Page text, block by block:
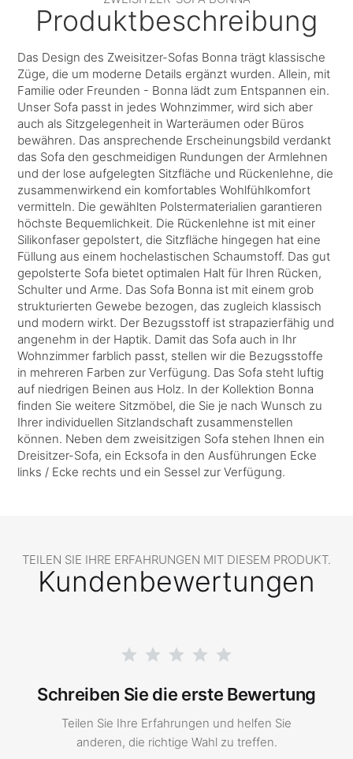
Produktbeschreibung
Das Design des Zweisitzer-Sofas Bonna trägt klassische
Züge, die um moderne Details ergänzt wurden. Allein, mit
Familie oder Freunden - Bonna lädt zum Entspannen ein.
Unser Sofa passt in jedes Wohnzimmer, wird sich aber
auch als Sitzgelegenheit in Warteräumen oder Büros
bewähren. Das ansprechende Erscheinungsbild verdankt
das Sofa den geschmeidigen Rundungen der Armlehnen
und der lose aufgelegten Sitzfläche und Rückenlehne, die
zusammenwirkend ein komfortables Wohlfühlkomfort
vermitteln. Die gewählten Polstermaterialien garantieren
höchste Bequemlichkeit. Die Rückenlehne ist mit einer
Silikonfaser gepolstert, die Sitzfläche hingegen hat eine
Füllung aus einem hochelastischen Schaumstoff. Das gut
gepolsterte Sofa bietet optimalen Halt für Ihren Rücken,
Schulter und Arme. Das Sofa Bonna ist mit einem grob
strukturierten Gewebe bezogen, das zugleich klassisch
und modern wirkt. Der Bezugsstoff ist strapazierfähig und
angenehm in der Haptik. Damit das Sofa auch in Ihr
Wohnzimmer farblich passt, stellen wir die Bezugsstoffe
in mehreren Farben zur Verfügung. Das Sofa steht luftig
auf niedrigen Beinen aus Holz. In der Kollektion Bonna
finden Sie weitere Sitzmöbel, die Sie je nach Wunsch zu
Ihrer individuellen Sitzlandschaft zusammenstellen
können. Neben dem zweisitzigen Sofa stehen Ihnen ein
Dreisitzer-Sofa, ein Ecksofa in den Ausführungen Ecke
links / Ecke rechts und ein Sessel zur Verfügung.
TEILEN SIE IHRE ERFAHRUNGEN MIT DIESEM PRODUKT.
Kundenbewertungen
Schreiben Sie die erste Bewertung
Teilen Sie Ihre Erfahrungen und helfen Sie
anderen, die richtige Wahl zu treffen.